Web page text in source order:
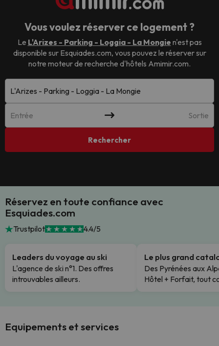
Vous voulez réserver ce logement ?
Le L'Arizes - Parking - Loggia - La Mongie n'est pas
disponible sur Esquiades.com, vous pouvez le réserver sur
notre moteur de recherche d'hôtels Amimir.com.
Entrée Sortie
Rechercher
Réservez en toute confiance avec
Esquiades.com
Trustpilot 4.4/5
Leaders du voyage au ski
L'agence de ski n°1. Des offres
introuvables ailleurs.
Le plus grand
Des Pyrénées aux
Hôtel + Forfait, tout
Equipements et services